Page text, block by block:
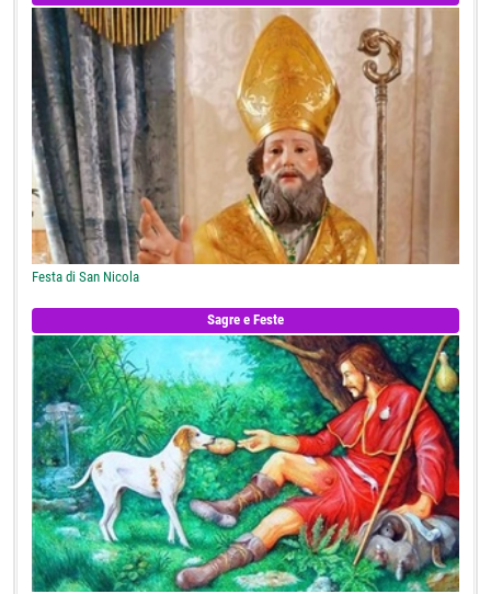
Festa di San Nicola
Sagre e Feste